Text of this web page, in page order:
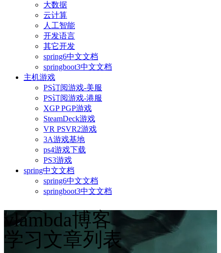
大数据
云计算
人工智能
开发语言
其它开发
spring6中文文档
springboot3中文文档
主机游戏
PS订阅游戏-美服
PS订阅游戏-港服
XGP PGP游戏
SteamDeck游戏
VR PSVR2游戏
3A游戏基地
ps4游戏下载
PS3游戏
spring中文文档
spring6中文文档
springboot3中文文档
vlambda博客
学习文章列表